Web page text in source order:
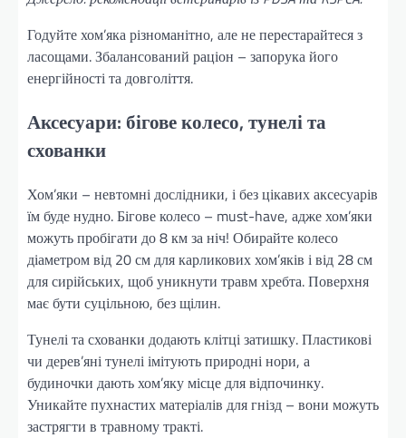
Годуйте хом’яка різноманітно, але не перестарайтеся з
ласощами. Збалансований раціон – запорука його
енергійності та довголіття.
Аксесуари: бігове колесо, тунелі та
схованки
Хом’яки – невтомні дослідники, і без цікавих аксесуарів
їм буде нудно. Бігове колесо – must-have, адже хом’яки
можуть пробігати до 8 км за ніч! Обирайте колесо
діаметром від 20 см для карликових хом’яків і від 28 см
для сирійських, щоб уникнути травм хребта. Поверхня
має бути суцільною, без щілин.
Тунелі та схованки додають клітці затишку. Пластикові
чи дерев’яні тунелі імітують природні нори, а
будиночки дають хом’яку місце для відпочинку.
Уникайте пухнастих матеріалів для гнізд – вони можуть
застрягти в травному тракті.